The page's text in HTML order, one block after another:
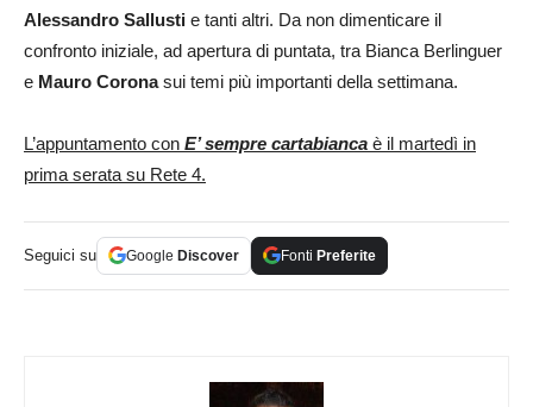
Alessandro Sallusti e tanti altri. Da non dimenticare il
confronto iniziale, ad apertura di puntata, tra Bianca Berlinguer
e Mauro Coronasui temi più importanti della settimana.
L’appuntamento con E’ sempre cartabianca è il martedì in
prima serata su Rete 4.
Seguici su Google Discover Fonti Preferite